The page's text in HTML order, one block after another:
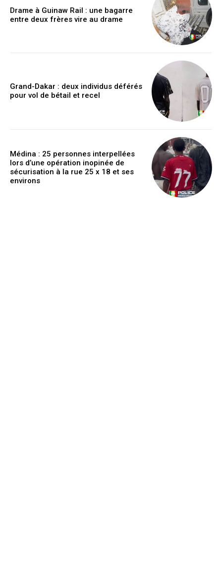
Drame à Guinaw Rail : une bagarre
entre deux frères vire au drame
Grand-Dakar : deux individus déférés
pour vol de bétail et recel
Médina : 25 personnes interpellées
lors d’une opération inopinée de
sécurisation à la rue 25 x 18 et ses
environs